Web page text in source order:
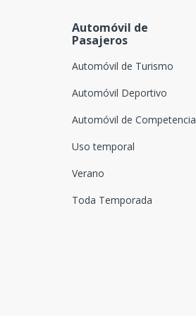
Automóvil de
Pasajeros
Automóvil de Turismo
Automóvil Deportivo
Automóvil de Competencia
Uso temporal
Verano
Toda Temporada